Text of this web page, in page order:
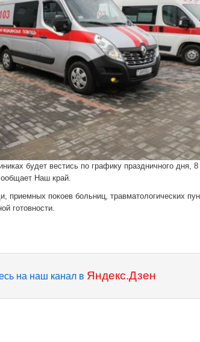
будет вестись по графику праздничного дня,
Наш край.
покоев больниц, травматологических
готовности.
на наш канал в Яндекс.Дзен